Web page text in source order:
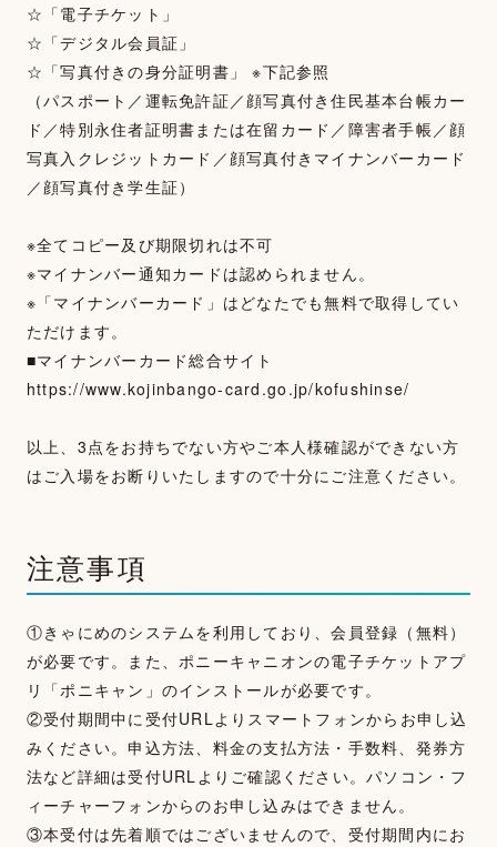
☆「電子チケット」
☆「デジタル会員証」
☆「写真付きの身分証明書」 ※下記参照
（パスポート／運転免許証／顔写真付き住民基本台帳カー
ド／特別永住者証明書または在留カード／障害者手帳／顔
写真入クレジットカード／顔写真付きマイナンバーカード
／顔写真付き学生証）
※全てコピー及び期限切れは不可
※マイナンバー通知カードは認められません。
※「マイナンバーカード」はどなたでも無料で取得してい
ただけます。
■マイナンバーカード総合サイト
https://www.kojinbango-card.go.jp/kofushinse/
以上、3点をお持ちでない方やご本人様確認ができない方
はご入場をお断りいたしますので十分にご注意ください。
注意事項
①きゃにめのシステムを利用しており、会員登録（無料）
が必要です。また、ポニーキャニオンの電子チケットアプ
リ「ポニキャン」のインストールが必要です。
②受付期間中に受付URLよりスマートフォンからお申し込
みください。申込方法、料金の支払方法・手数料、発券方
法など詳細は受付URLよりご確認ください。パソコン・フ
ィーチャーフォンからのお申し込みはできません。
③本受付は先着順ではございませんので、受付期間内にお